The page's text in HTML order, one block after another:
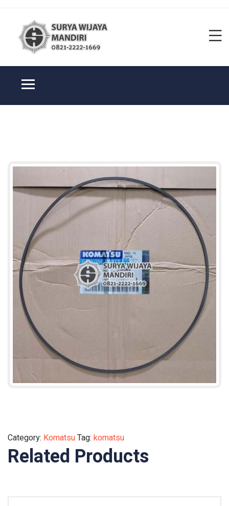
Category: KomatsuTag: komatsu
Related Products